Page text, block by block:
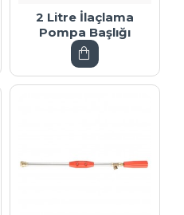
2 Litre İlaçlama
Pompa Başlığı